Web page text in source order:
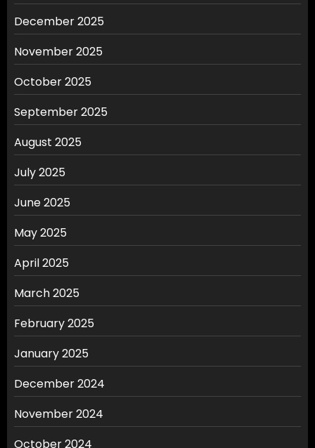
December 2025
November 2025
October 2025
September 2025
August 2025
July 2025
June 2025
May 2025
April 2025
March 2025
February 2025
January 2025
December 2024
November 2024
October 2024